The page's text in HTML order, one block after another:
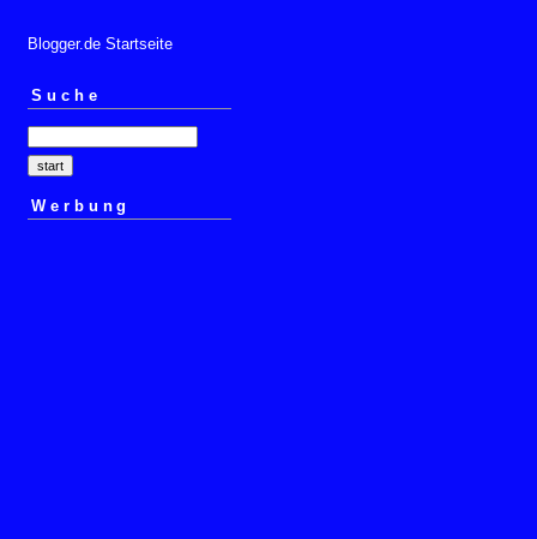
Blogger.de Startseite
Suche
Werbung